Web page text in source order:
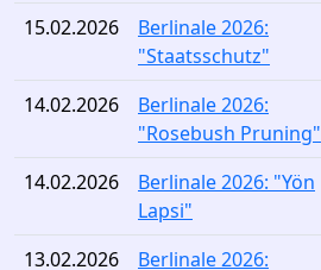
15.02.2026
Berlinale 2026:
"Staatsschutz"
14.02.2026
Berlinale 2026:
"Rosebush Pruning"
14.02.2026
Berlinale 2026: "Yön
Lapsi"
13.02.2026
Berlinale 2026: